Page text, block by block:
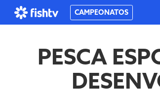
CAMPEONATOS
PESCA